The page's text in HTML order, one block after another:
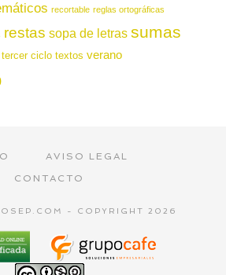
recortable reglas ortográficas
restas sopa de letras sumas
tercer ciclo textos verano
AVISO LEGAL
CONTACTO
- COPYRIGHT 2026